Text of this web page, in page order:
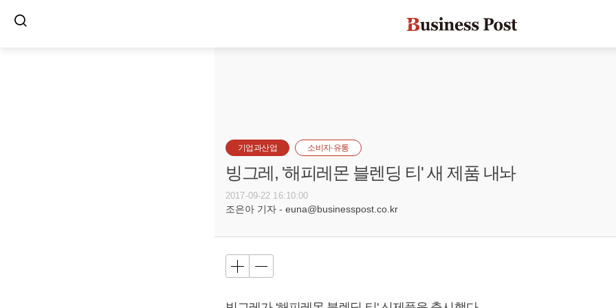
기업과산업 소비자·유통
빙그레, '해피레몬 블렌딩 티' 새 제품 내놔
2017-09-22 16:10:00
조은아 기자 - euna@businesspost.co.kr